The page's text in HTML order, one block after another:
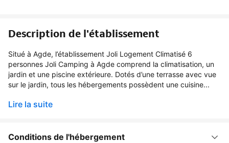
Description de l'établissement
Situé à Agde, l’établissement Joli Logement Climatisé 6
personnes Joli Camping à Agde comprend la climatisation, un
jardin et une piscine extérieure. Dotés d’une terrasse avec vue
sur le jardin, tous les hébergements possèdent une cuisine...
Lire la suite
Conditions de l'hébergement